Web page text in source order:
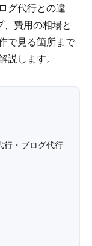
グ代行との違
費用の相場と
で見る箇所まで
説します。
行・ブログ代行